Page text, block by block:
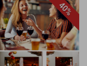
40%